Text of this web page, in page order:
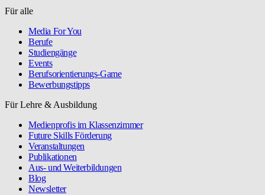
Für alle
Media For You
Berufe
Studiengänge
Events
Berufsorientierungs-Game
Bewerbungstipps
Für Lehre & Ausbildung
Medienprofis im Klassenzimmer
Future Skills Förderung
Veranstaltungen
Publikationen
Aus- und Weiterbildungen
Blog
Newsletter